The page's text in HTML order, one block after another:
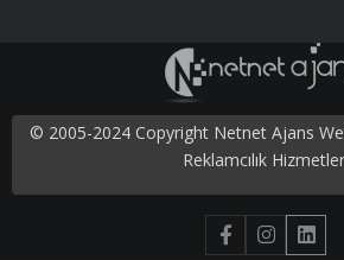
© 2005-2024 Copyright Netnet Ajans
Reklamcılık